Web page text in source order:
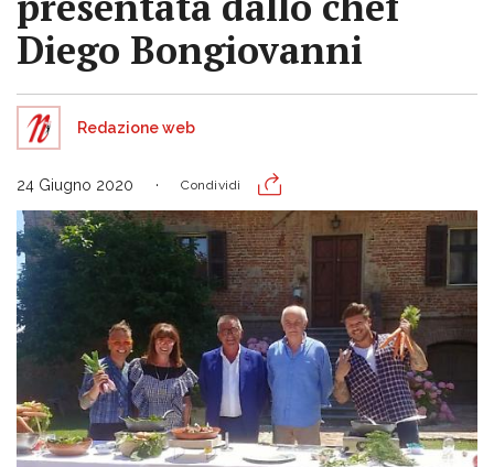
Diego Bongiovanni
Redazione web
24 Giugno 2020 Condividi